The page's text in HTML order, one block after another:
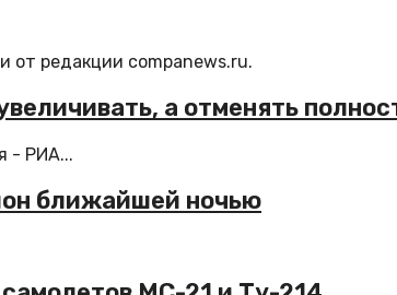
от редакции companews.ru.
а отменять
- РИА...
ближайшей ночью